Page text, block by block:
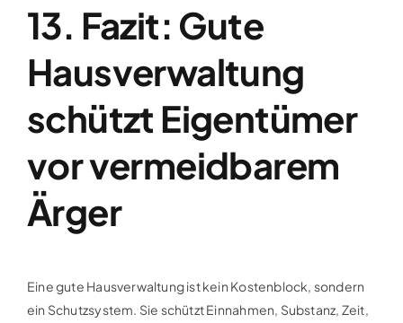
13. Fazit: Gute
Hausverwaltung
schützt Eigentümer
vor vermeidbarem
Ärger
Eine gute Hausverwaltung ist kein Kostenblock, sondern
ein Schutzsystem. Sie schützt Einnahmen, Substanz, Zeit,